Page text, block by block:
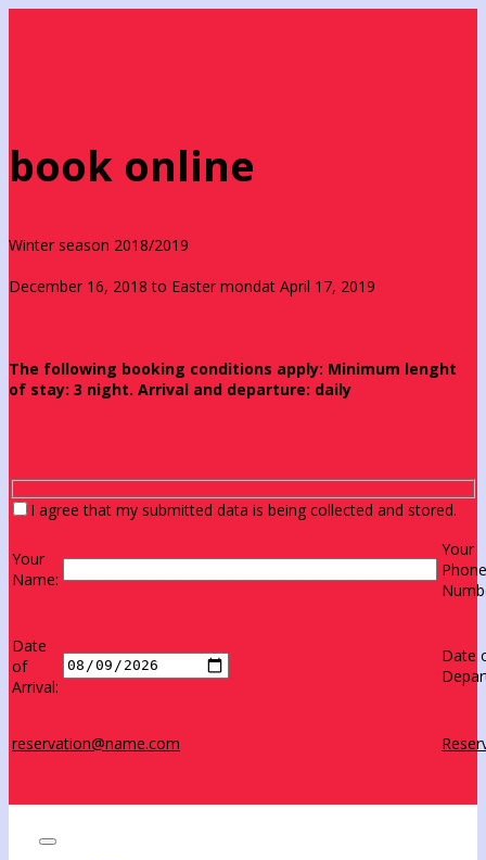
book online
Winter season 2018/2019
December 16, 2018 to Easter mondat April 17, 2019
The following booking conditions apply: Minimum lenght
of stay: 3 night. Arrival and departure: daily
I agree that my submitted data is being collected and stored.
Your
Name:
Your
Phone
Date
of
Arrival:
Date
reservation@name.com